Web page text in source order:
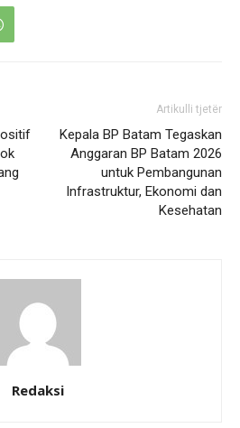
Artikulli tjetër
Kepala BP Batam Tegaskan
Anggaran BP Batam 2026
untuk Pembangunan
Infrastruktur, Ekonomi dan
Kesehatan
Redaksi